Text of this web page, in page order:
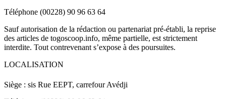
Téléphone (00228) 90 96 63 64
Sauf autorisation de la rédaction ou partenariat pré-établi, la reprise
des articles de togoscoop.info, même partielle, est strictement
interdite. Tout contrevenant s’expose à des poursuites.
LOCALISATION
Siège : sis Rue EEPT, carrefour Avédji